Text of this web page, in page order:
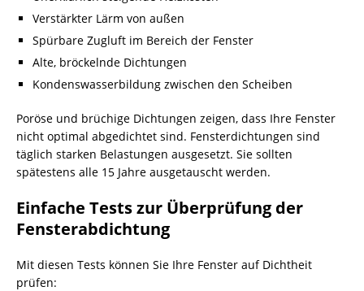
Verstärkter Lärm von außen
Spürbare Zugluft im Bereich der Fenster
Alte, bröckelnde Dichtungen
Kondenswasserbildung zwischen den Scheiben
Poröse und brüchige Dichtungen zeigen, dass Ihre Fenster
nicht optimal abgedichtet sind. Fensterdichtungen sind
täglich starken Belastungen ausgesetzt. Sie sollten
spätestens alle 15 Jahre ausgetauscht werden.
Einfache Tests zur Überprüfung der
Fensterabdichtung
Mit diesen Tests können Sie Ihre Fenster auf Dichtheit
prüfen: